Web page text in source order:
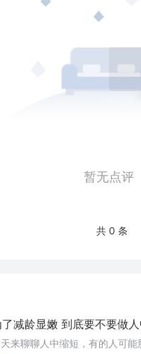
暂无点评
共 0 条
了减龄显嫩 到底要不要做
来聊聊人中缩短，有的人可